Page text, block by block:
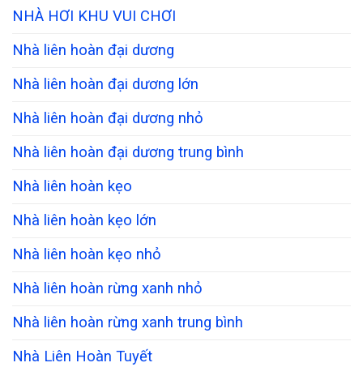
NHÀ HƠI KHU VUI CHƠI
Nhà liên hoàn đại dương
Nhà liên hoàn đại dương lớn
Nhà liên hoàn đại dương nhỏ
Nhà liên hoàn đại dương trung bình
Nhà liên hoàn kẹo
Nhà liên hoàn kẹo lớn
Nhà liên hoàn kẹo nhỏ
Nhà liên hoàn rừng xanh nhỏ
Nhà liên hoàn rừng xanh trung bình
Nhà Liên Hoàn Tuyết